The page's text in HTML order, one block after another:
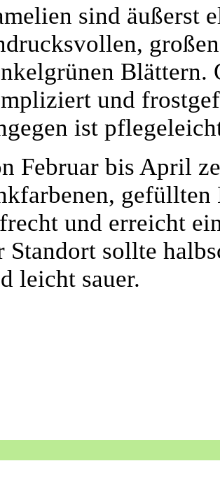
sind äußerst
Blättern.
und
ist
Februar bis April
gefüllten
und erreicht
Standort sollte
leicht sauer.